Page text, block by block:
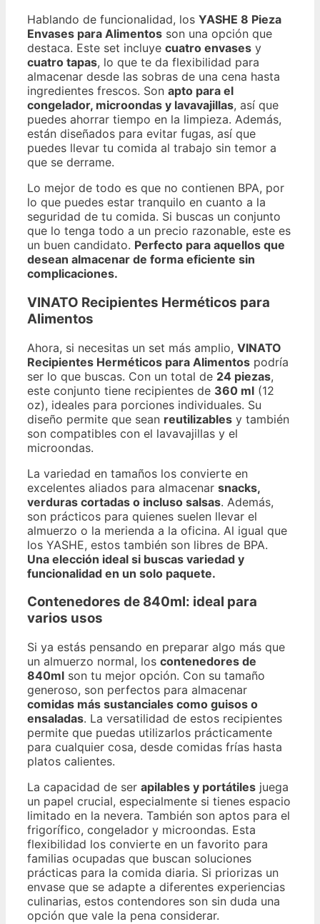
Hablando de funcionalidad, los YASHE 8 Pieza
Envases para Alimentos son una opción que
destaca. Este set incluye cuatro envases y
cuatro tapas, lo que te da flexibilidad para
almacenar desde las sobras de una cena hasta
ingredientes frescos. Son apto para el
congelador, microondas y lavavajillas, así que
puedes ahorrar tiempo en la limpieza. Además,
están diseñados para evitar fugas, así que
puedes llevar tu comida al trabajo sin temor a
que se derrame.
Lo mejor de todo es que no contienen BPA, por
lo que puedes estar tranquilo en cuanto a la
seguridad de tu comida. Si buscas un conjunto
que lo tenga todo a un precio razonable, este es
un buen candidato. Perfecto para aquellos que
desean almacenar de forma eficiente sin
complicaciones.
VINATO Recipientes Herméticos para
Alimentos
Ahora, si necesitas un set más amplio, VINATO
Recipientes Herméticos para Alimentos podría
ser lo que buscas. Con un total de 24 piezas,
este conjunto tiene recipientes de 360 ml (12
oz), ideales para porciones individuales. Su
diseño permite que sean reutilizables y también
son compatibles con el lavavajillas y el
microondas.
La variedad en tamaños los convierte en
excelentes aliados para almacenar snacks,
verduras cortadas o incluso salsas. Además,
son prácticos para quienes suelen llevar el
almuerzo o la merienda a la oficina. Al igual que
los YASHE, estos también son libres de BPA.
Una elección ideal si buscas variedad y
funcionalidad en un solo paquete.
Contenedores de 840ml: ideal para
varios usos
Si ya estás pensando en preparar algo más que
un almuerzo normal, los contenedores de
840ml son tu mejor opción. Con su tamaño
generoso, son perfectos para almacenar
comidas más sustanciales como guisos o
ensaladas. La versatilidad de estos recipientes
permite que puedas utilizarlos prácticamente
para cualquier cosa, desde comidas frías hasta
platos calientes.
La capacidad de ser apilables y portátiles juega
un papel crucial, especialmente si tienes espacio
limitado en la nevera. También son aptos para el
frigorífico, congelador y microondas. Esta
flexibilidad los convierte en un favorito para
familias ocupadas que buscan soluciones
prácticas para la comida diaria. Si priorizas un
envase que se adapte a diferentes experiencias
culinarias, estos contendores son sin duda una
opción que vale la pena considerar.